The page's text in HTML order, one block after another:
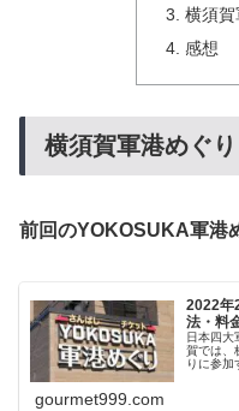
横須
感想
横須賀軍港めぐ
前回のYOKOSUKA軍港
2022
法・料
日本四大
賀では、
りに参加
gourmet999.com